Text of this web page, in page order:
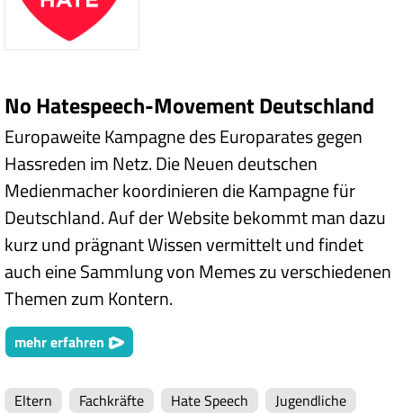
No Hatespeech-Movement Deutschland
Europaweite Kampagne des Europarates gegen
Hassreden im Netz. Die Neuen deutschen
Medienmacher koordinieren die Kampagne für
Deutschland. Auf der Website bekommt man dazu
kurz und prägnant Wissen vermittelt und findet
auch eine Sammlung von Memes zu verschiedenen
Themen zum Kontern.
mehr erfahren
Eltern Fachkräfte Hate Speech
Jugendliche